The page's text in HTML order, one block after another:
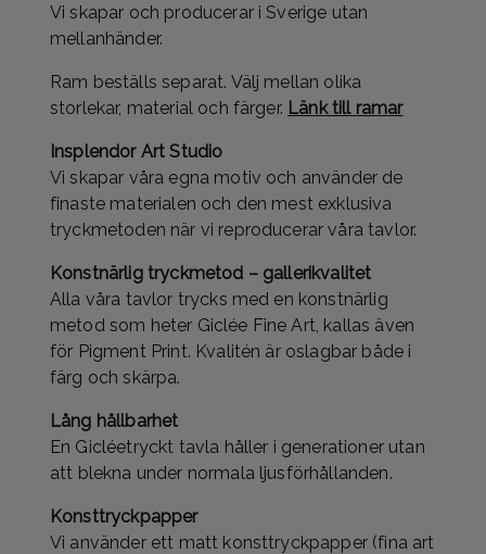
Vi skapar och producerar i Sverige utan
mellanhänder.
Ram beställs separat. Välj mellan olika
storlekar, material och färger. Länk till ramar
Insplendor Art Studio
Vi skapar våra egna motiv och använder de
finaste materialen och den mest exklusiva
tryckmetoden när vi reproducerar våra tavlor.
Konstnärlig tryckmetod – gallerikvalitet
Alla våra tavlor trycks med en konstnärlig
metod som heter Giclée Fine Art, kallas även
för Pigment Print. Kvalitén är oslagbar både i
färg och skärpa.
Lång hållbarhet
En Gicléetryckt tavla håller i generationer utan
att blekna under normala ljusförhållanden.
Konsttryckpapper
Vi använder ett matt konsttryckpapper (fina art